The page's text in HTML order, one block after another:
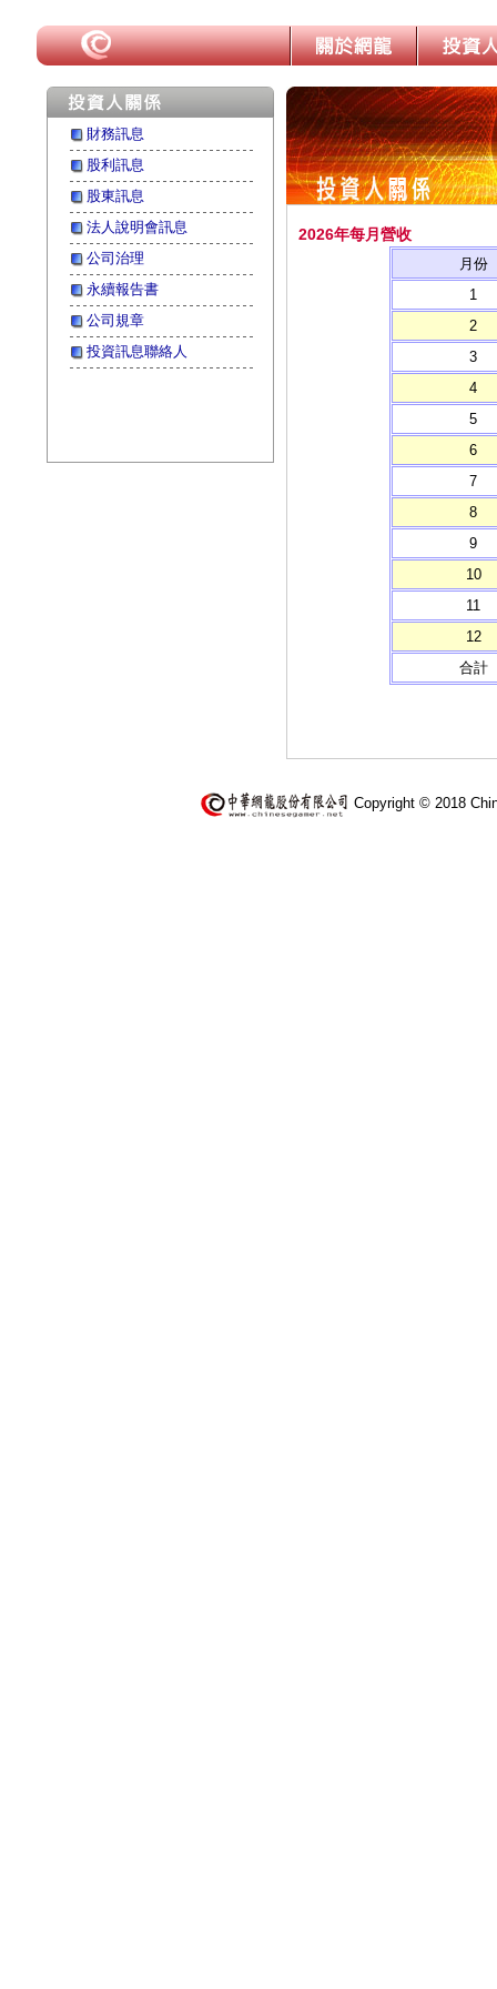
財務訊息
股利訊息
股東訊息
法人說明會訊息
公司治理
永續報告書
公司規章
投資訊息聯絡人
2026年每月營收
月份
1
2
3
4
5
6
7
8
9
10
11
12
合計
Copyright © 2018